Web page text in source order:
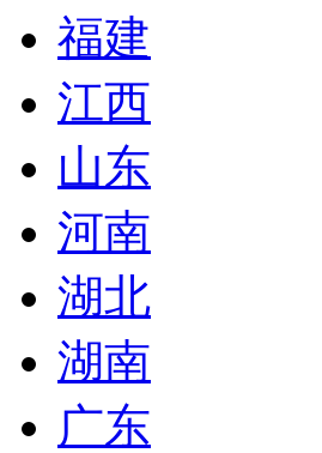
福建
江西
山东
河南
湖北
湖南
广东